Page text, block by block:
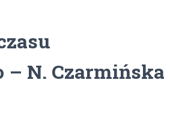
– N. Czarmińska